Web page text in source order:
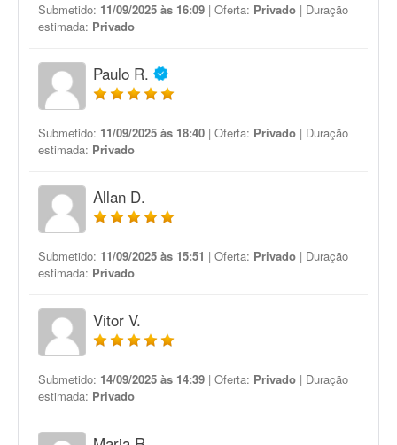
Submetido: 11/09/2025 às 16:09 | Oferta: Privado | Duração
estimada: Privado
Paulo R.
Submetido: 11/09/2025 às 18:40 | Oferta: Privado | Duração
estimada: Privado
Allan D.
Submetido: 11/09/2025 às 15:51 | Oferta: Privado | Duração
estimada: Privado
Vitor V.
Submetido: 14/09/2025 às 14:39 | Oferta: Privado | Duração
estimada: Privado